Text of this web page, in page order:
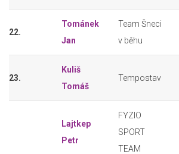
22.
Tománek
Jan
Team Šneci
v běhu
23.
Kuliš
Tomáš
Tempostav
Lajtkep
Petr
FYZIO
SPORT
TEAM